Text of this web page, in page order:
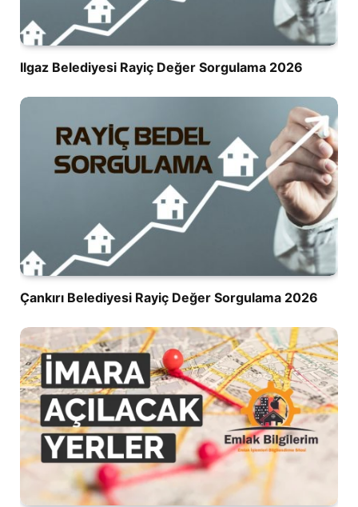
Ilgaz Belediyesi Rayiç Değer Sorgulama 2026
Çankırı Belediyesi Rayiç Değer Sorgulama 2026